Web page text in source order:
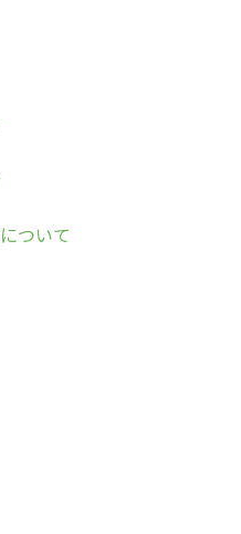
ついて